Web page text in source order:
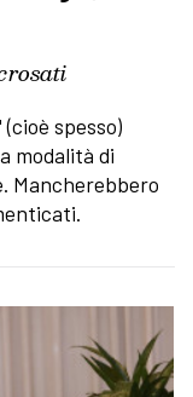
spesso)
modalità di
Mancherebbero